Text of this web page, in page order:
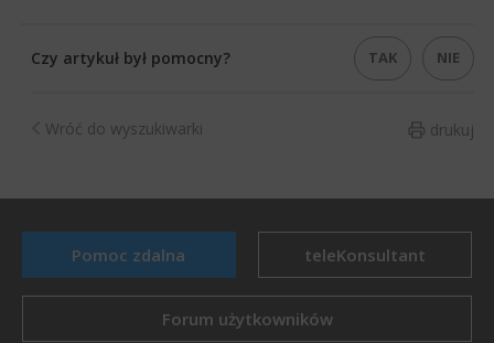
Czy artykuł był pomocny? TAK NIE
drukuj
Wróć do wyszukiwarki
Pomoc zdalna teleKonsultant
Forum użytkowników